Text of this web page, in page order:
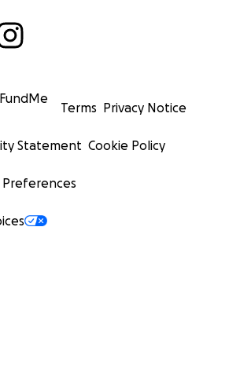
Terms Privacy Notice
Statement Cookie Policy
Preferences